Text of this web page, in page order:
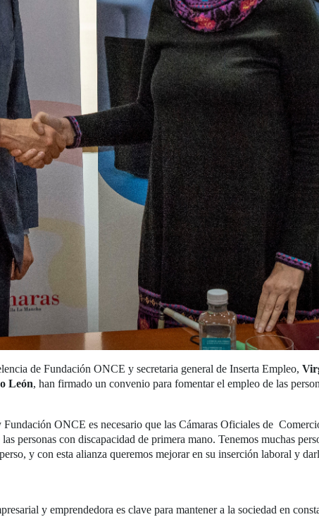
de Fundación ONCE y secretaria general de Inserta Empleo,
León, han firmado un convenio para fomentar el empleo de las
ONCE es necesario que las Cámaras Oficiales de
personas con discapacidad de primera mano. Tenemos muchas
y con esta alianza queremos mejorar en su inserción laboral y
y emprendedora es clave para mantener a la sociedad en